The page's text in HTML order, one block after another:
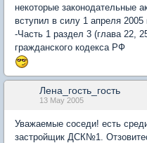
некоторые законодательные
вступил в силу 1 апреля 2005
-Часть 1 раздел 3 (глава 22,
гражданского кодекса РФ
Лена_гость_гость
13 May 2005
Уважаемые соседи! есть
застройщик ДСК№1.